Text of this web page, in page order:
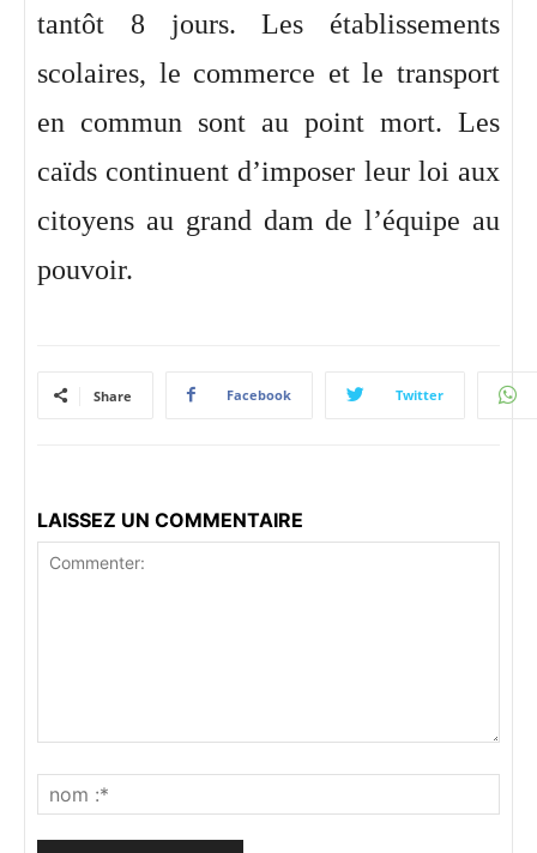
tantôt 8 jours. Les établissements
scolaires, le commerce et le transport
en commun sont au point mort. Les
caïds continuent d’imposer leur loi aux
citoyens au grand dam de l’équipe au
pouvoir.
Share Facebook Twitter
LAISSEZ UN COMMENTAIRE